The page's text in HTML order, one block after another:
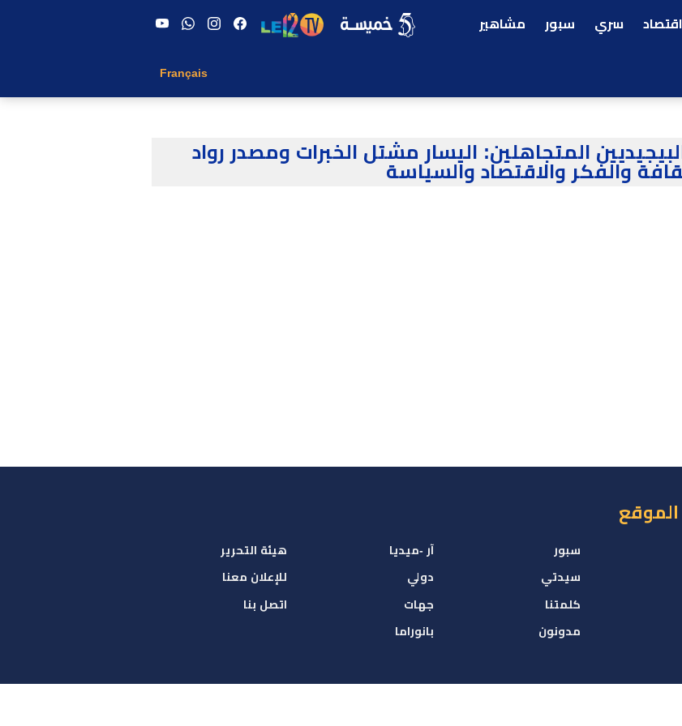
اقتصاد سري سبور مشاهير
Français
المتجاهلين: اليسار مشتل الخبرات ومصدر رواد
والفكر والاقتصاد والسياسة
الموقع
سبور
سيدتي
كلمتنا
مدونون
آر -ميديا
دولي
جهات
بانوراما
هيئة التحرير
للإعلان معنا
اتصل بنا